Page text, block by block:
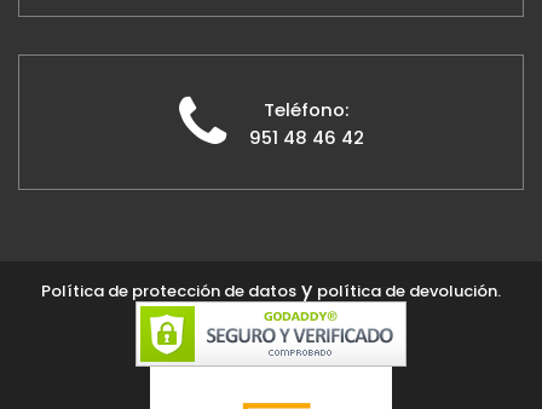
Teléfono:
951 48 46 42
Política de protección de datos y política de devolución.